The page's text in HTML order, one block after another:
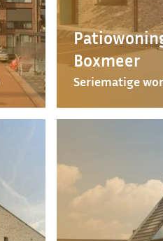
Boxmeer
Seriematige